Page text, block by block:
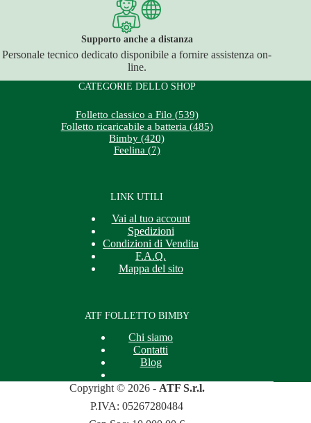
Supporto anche a distanza
Personale tecnico dedicato disponibile a fornire assistenza on-
line.
CATEGORIE DELLO SHOP
Folletto classico a Filo (539)
Folletto ricaricabile a batteria (485)
Bimby (420)
Feelina (7)
LINK UTILI
Vai al tuo account
Spedizioni
Condizioni di Vendita
F.A.Q.
Mappa del sito
ATF FOLLETTO BIMBY
Chi siamo
Contatti
Blog
Copyright © 2026 - ATF S.r.l.
P.IVA: 05267280484